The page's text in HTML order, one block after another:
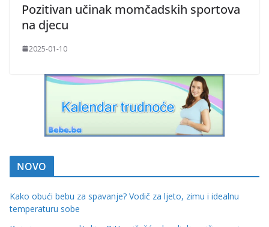
Pozitivan učinak momčadskih sportova
na djecu
2025-01-10
NOVO
Kako obući bebu za spavanje? Vodič za ljeto, zimu i idealnu
temperaturu sobe